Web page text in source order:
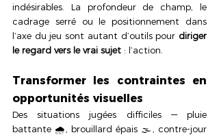
indésirables. La profondeur de champ, le
cadrage serré ou le positionnement dans
l’axe du jeu sont autant d’outils pour diriger
le regard vers le vrai sujet : l’action.
Transformer les contraintes en
opportunités visuelles
Des situations jugées difficiles — pluie
battante 🌧️, brouillard épais 🌫️, contre-jour